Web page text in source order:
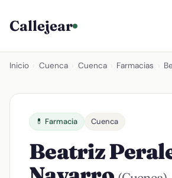
Callejear
Inicio Cuenca Cuenca Farmacias
💊 Farmacia Cuenca
Beatriz